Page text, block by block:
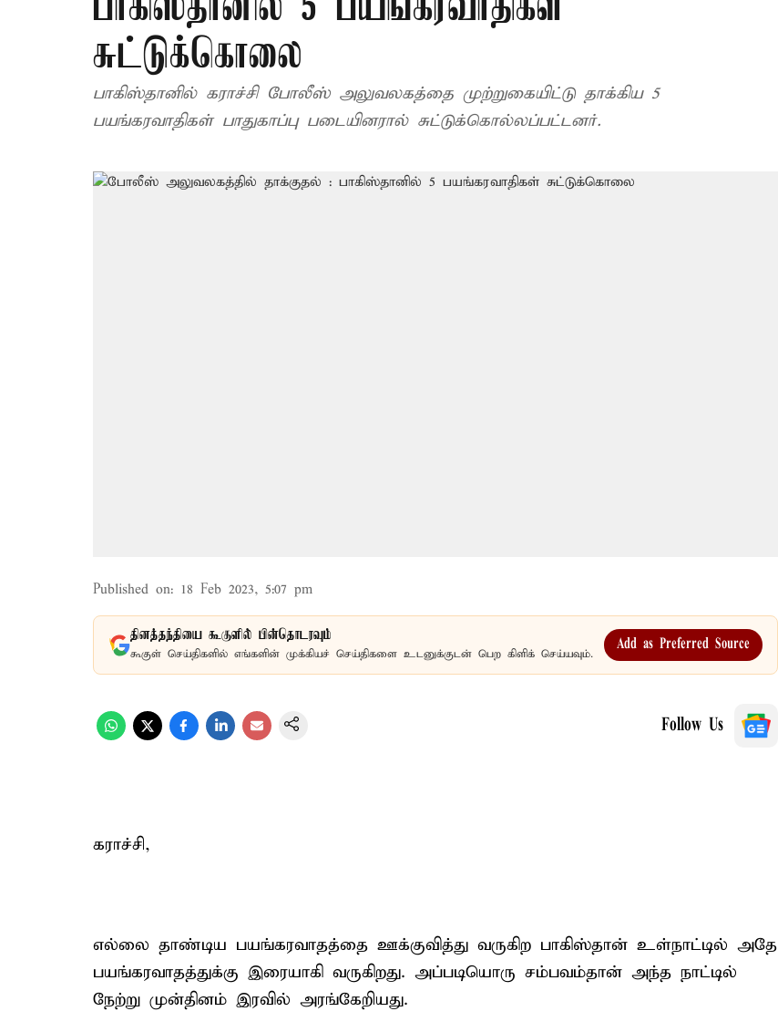
சுட்டுக்கொலை
பாகிஸ்தானில் கராச்சி போலீஸ் அலுவலகத்தை முற்றுகையிட்டு தாக்கிய 5
பயங்கரவாதிகள் பாதுகாப்பு படையினரால் சுட்டுக்கொல்லப்பட்டனர்.
Published on: 18 Feb 2023, 5:07 pm
தினத்தந்தியை கூகுளில் பின்தொடரவும்
கூகுள் செய்திகளில் எங்களின் முக்கியச் செய்திகளை உடனுக்குடன் பெற கிளிக் செய்யவும்.
Add as Preferred Source
Follow Us
கராச்சி,
எல்லை தாண்டிய பயங்கரவாதத்தை ஊக்குவித்து வருகிற பாகிஸ்தான் உள்நாட்டில் அதே
பயங்கரவாதத்துக்கு இரையாகி வருகிறது. அப்படியொரு சம்பவம்தான் அந்த நாட்டில்
நேற்று முன்தினம் இரவில் அரங்கேறியது.